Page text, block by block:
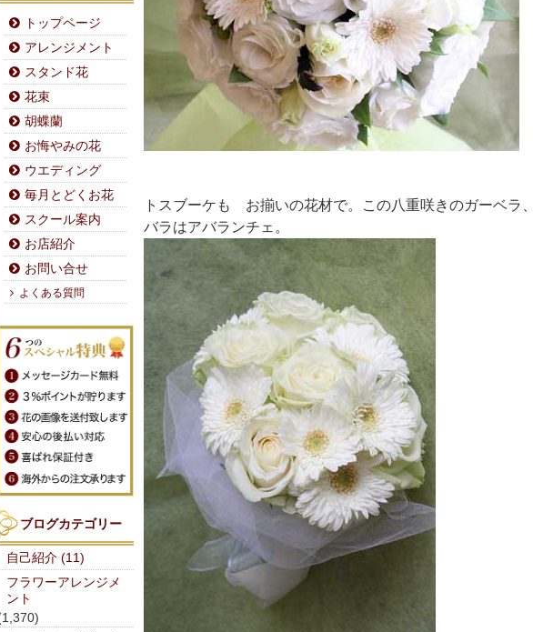
トスブーケも お揃いの花材で。この八重咲きのガーベラ
バラはアバランチェ。
トップページ
アレンジメント
スタンド花
花束
胡蝶蘭
お悔やみの花
ウエディング
毎月とどくお花
スクール案内
お店紹介
お問い合せ
よくある質問
ブログカテゴリー
自己紹介 (11)
フラワーアレンジメ
ント